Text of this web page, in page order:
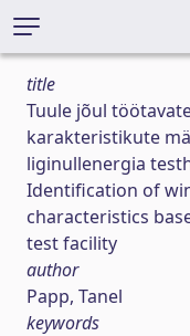
title
Tuule jõul
karakteristikute
liginullenergia
Identification of
characteristics
test facility
author
Papp, Tanel
keywords